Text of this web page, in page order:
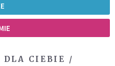
DLA CIEBIE /